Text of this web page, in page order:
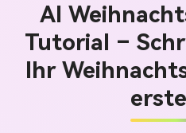
AI
Tutorial –
Ihr